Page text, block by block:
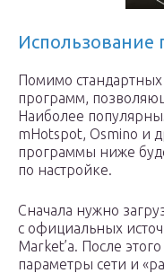
Помимо стандартных
программ,
Наиболее
mHotspot, Osmino и
программы ниже
по настройке.
Сначала нужно
с официальных
Market’a. После
параметры сети и